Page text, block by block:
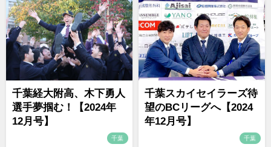
千葉経大附高、木下勇人
選手夢掴む！【2024年
12月号】
千葉
千葉スカイセイラーズ待
望のBCリーグへ【2024
年12月号】
千葉